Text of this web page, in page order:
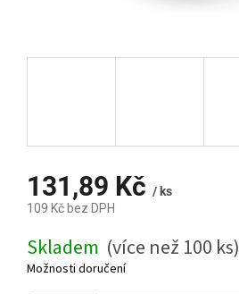
131,89 Kč / ks
109 Kč bez DPH
cena:
Skladem (více než 100 ks)
Možnosti doručení